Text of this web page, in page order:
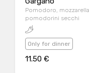
Pomodoro,
pomodorini secchi
Only for dinner
11.50 €